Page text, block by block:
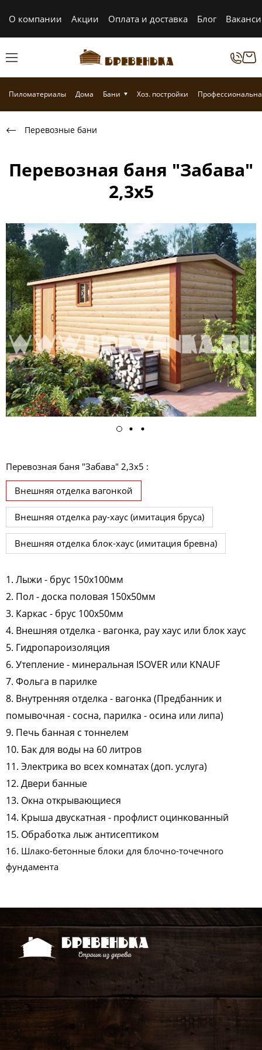
О компании Акции Оплата и доставка Блог
Пиломатериалы Дома Бани Хоз. постройки
Перевозные бани
Перевозная баня "Забава"
2,3х5
Перевозная баня "Забава" 2,3х5 :
Внешняя отделка вагонкой
Внешняя отделка рау-хаус (имитация бруса)
Внешняя отделка блок-хаус (имитация бревна)
1. Лыжи - брус 150х100мм
2. Пол - доска половая 150х50мм
3. Каркас - брус 100х50мм
4. Внешняя отделка - вагонка, рау хаус или блок хаус
5. Гидропароизоляция
6. Утепление - минеральная ISOVER или KNAUF
7. Фольга в парилке
8. Внутренняя отделка - вагонка (Предбанник и
помывочная - сосна, парилка - осина или липа)
9. Печь банная с тоннелем
10. Бак для воды на 60 литров
11. Электрика во всех комнатах (доп. услуга)
12. Двери банные
13. Окна открывающиеся
14. Крыша двускатная - профлист оцинкованный
15. Обработка лыж антисептиком
16. Шлако-бетонные блоки для блочно-точечного
фундамента